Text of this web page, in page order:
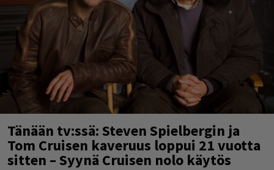
Tänään tv:ssä: Steven Spielbergin ja
Tom Cruisen kaveruus loppui 21 vuotta
sitten – Syynä Cruisen nolo käytös